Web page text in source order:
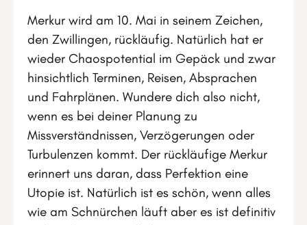
Merkur wird am 10. Mai in seinem Zeichen,
den Zwillingen, rückläufig. Natürlich hat er
wieder Chaospotential im Gepäck und zwar
hinsichtlich Terminen, Reisen, Absprachen
und Fahrplänen. Wundere dich also nicht,
wenn es bei deiner Planung zu
Missverständnissen, Verzögerungen oder
Turbulenzen kommt. Der rückläufige Merkur
erinnert uns daran, dass Perfektion eine
Utopie ist. Natürlich ist es schön, wenn alles
wie am Schnürchen läuft aber es ist definitiv